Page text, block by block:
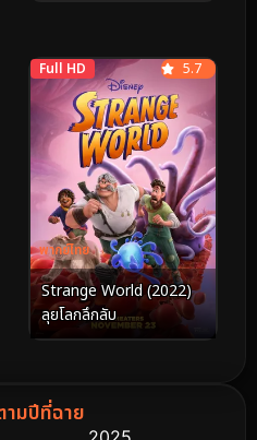
Full HD
พากย์ไทย
5.7
Strange World (2022)
ลุยโลกลึกลับ
ามปีที่ฉาย